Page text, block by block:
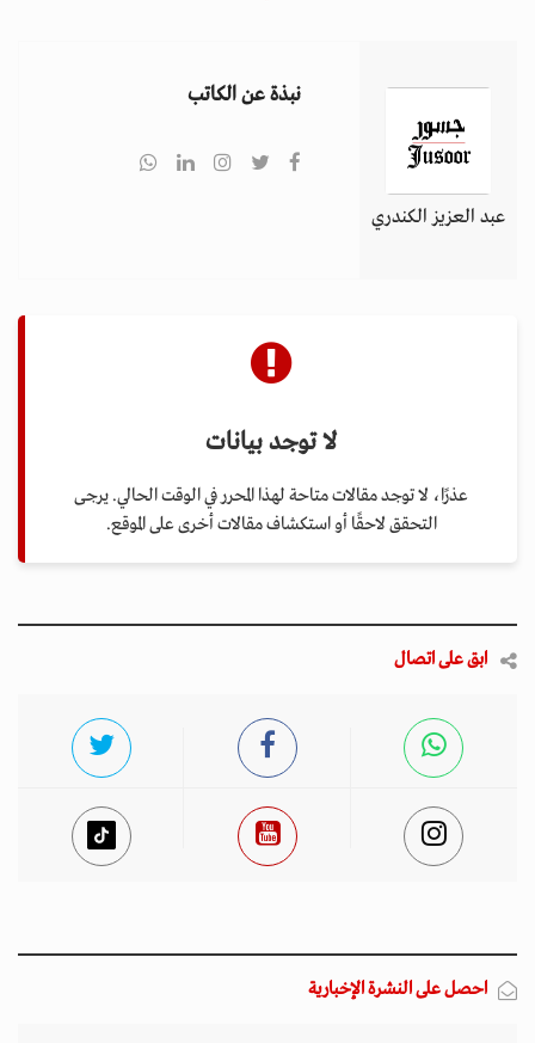
t
عبد العزيز الكندري
نبذة عن الكاتب
لا توجد بيانات
عذرًا، لا توجد مقالات متاحة لهذا المحرر في الوقت الحالي. يرجى
التحقق لاحقًا أو استكشاف مقالات أخرى على الموقع.
ابق على اتصال
احصل على النشرة الإخبارية